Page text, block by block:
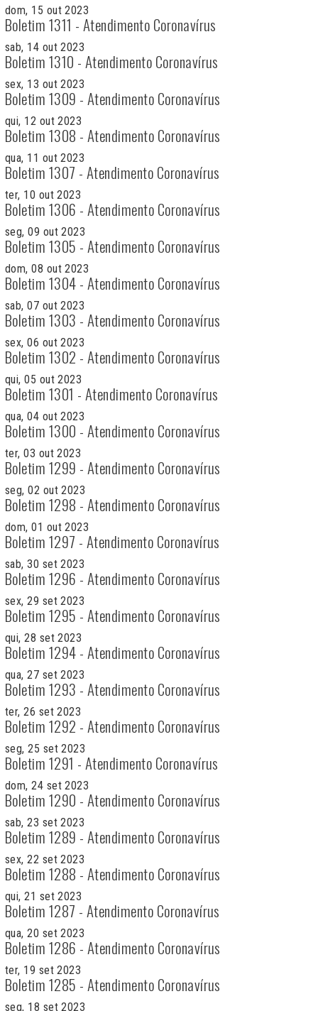
dom, 15 out 2023
Boletim 1311 - Atendimento Coronavírus
sab, 14 out 2023
Boletim 1310 - Atendimento Coronavírus
sex, 13 out 2023
Boletim 1309 - Atendimento Coronavírus
qui, 12 out 2023
Boletim 1308 - Atendimento Coronavírus
qua, 11 out 2023
Boletim 1307 - Atendimento Coronavírus
ter, 10 out 2023
Boletim 1306 - Atendimento Coronavírus
seg, 09 out 2023
Boletim 1305 - Atendimento Coronavírus
dom, 08 out 2023
Boletim 1304 - Atendimento Coronavírus
sab, 07 out 2023
Boletim 1303 - Atendimento Coronavírus
sex, 06 out 2023
Boletim 1302 - Atendimento Coronavírus
qui, 05 out 2023
Boletim 1301 - Atendimento Coronavírus
qua, 04 out 2023
Boletim 1300 - Atendimento Coronavírus
ter, 03 out 2023
Boletim 1299 - Atendimento Coronavírus
seg, 02 out 2023
Boletim 1298 - Atendimento Coronavírus
dom, 01 out 2023
Boletim 1297 - Atendimento Coronavírus
sab, 30 set 2023
Boletim 1296 - Atendimento Coronavírus
sex, 29 set 2023
Boletim 1295 - Atendimento Coronavírus
qui, 28 set 2023
Boletim 1294 - Atendimento Coronavírus
qua, 27 set 2023
Boletim 1293 - Atendimento Coronavírus
ter, 26 set 2023
Boletim 1292 - Atendimento Coronavírus
seg, 25 set 2023
Boletim 1291 - Atendimento Coronavírus
dom, 24 set 2023
Boletim 1290 - Atendimento Coronavírus
sab, 23 set 2023
Boletim 1289 - Atendimento Coronavírus
sex, 22 set 2023
Boletim 1288 - Atendimento Coronavírus
qui, 21 set 2023
Boletim 1287 - Atendimento Coronavírus
qua, 20 set 2023
Boletim 1286 - Atendimento Coronavírus
ter, 19 set 2023
Boletim 1285 - Atendimento Coronavírus
seg, 18 set 2023